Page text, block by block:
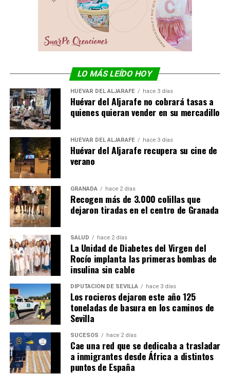
LO MÁS LEÍDO HOY
HUÉVAR DEL ALJARAFE hace 3 días
Huévar del Aljarafe no cobrará tasas a
quienes quieran vender en su mercadillo
HUÉVAR DEL ALJARAFE hace 3 días
Huévar del Aljarafe recupera su cine de
verano
GRANADA hace 2 días
Recogen más de 3.000 colillas que
dejaron tiradas en el centro de Granada
SALUD hace 2 días
La Unidad de Diabetes del Virgen del
Rocío implanta las primeras bombas de
insulina sin cable
DIPUTACIÓN DE SEVILLA hace 3 días
Los rocieros dejaron este año 125
toneladas de basura en los caminos de
Sevilla
SUCESOS hace 2 días
Cae una red que se dedicaba a trasladar
a inmigrantes desde África a distintos
puntos de España